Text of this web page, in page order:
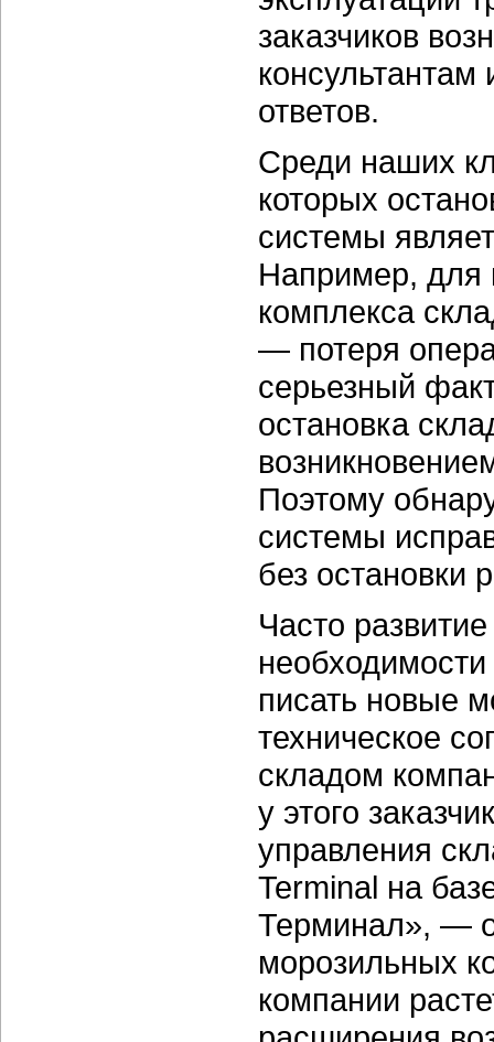
заказчиков
ответов.
Среди наших
которых
системы
Например, для
комплекса
— потеря
серьезный
остановка
Поэтому
системы
без остановки
Часто
писать новые
техническое
складом
у этого
управления
Terminal на
Терминал», —
морозильных
компании